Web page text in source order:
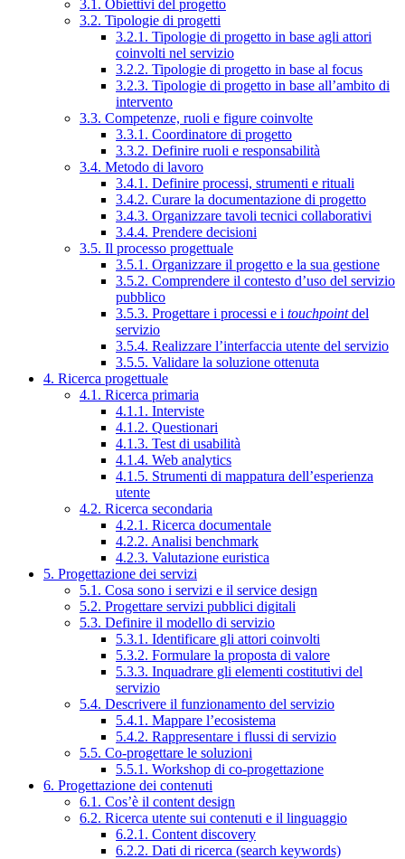
3.1. Obiettivi del progetto
3.2. Tipologie di progetti
3.2.1. Tipologie di progetto in base agli attori
coinvolti nel servizio
3.2.2. Tipologie di progetto in base al focus
3.2.3. Tipologie di progetto in base all’ambito di
intervento
3.3. Competenze, ruoli e figure coinvolte
3.3.1. Coordinatore di progetto
3.3.2. Definire ruoli e responsabilità
3.4. Metodo di lavoro
3.4.1. Definire processi, strumenti e rituali
3.4.2. Curare la documentazione di progetto
3.4.3. Organizzare tavoli tecnici collaborativi
3.4.4. Prendere decisioni
3.5. Il processo progettuale
3.5.1. Organizzare il progetto e la sua gestione
3.5.2. Comprendere il contesto d’uso del servizio
pubblico
3.5.3. Progettare i processi e i touchpointdel
servizio
3.5.4. Realizzare l’interfaccia utente del servizio
3.5.5. Validare la soluzione ottenuta
4. Ricerca progettuale
4.1. Ricerca primaria
4.1.1. Interviste
4.1.2. Questionari
4.1.3. Test di usabilità
4.1.4. Web analytics
4.1.5. Strumenti di mappatura dell’esperienza
utente
4.2. Ricerca secondaria
4.2.1. Ricerca documentale
4.2.2. Analisi benchmark
4.2.3. Valutazione euristica
5. Progettazione dei servizi
5.1. Cosa sono i servizi e il service design
5.2. Progettare servizi pubblici digitali
5.3. Definire il modello di servizio
5.3.1. Identificare gli attori coinvolti
5.3.2. Formulare la proposta di valore
5.3.3. Inquadrare gli elementi costitutivi del
servizio
5.4. Descrivere il funzionamento del servizio
5.4.1. Mappare l’ecosistema
5.4.2. Rappresentare i flussi di servizio
5.5. Co-progettare le soluzioni
5.5.1. Workshop di co-progettazione
6. Progettazione dei contenuti
6.1. Cos’è il content design
6.2. Ricerca utente sui contenuti e il linguaggio
6.2.1. Content discovery
6.2.2. Dati di ricerca (search keywords)